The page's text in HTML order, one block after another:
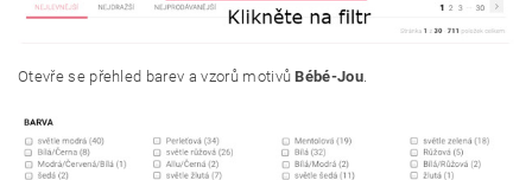
Otevře se přehled barev a vzorů motivůBébé-Jou